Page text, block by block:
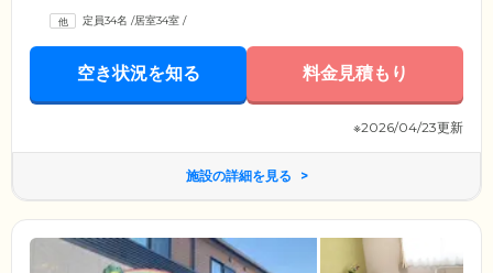
定員34名 /居室34室 /
空き状況を知る 料金見積もり
※2026/04/23更新
施設の詳細を見る